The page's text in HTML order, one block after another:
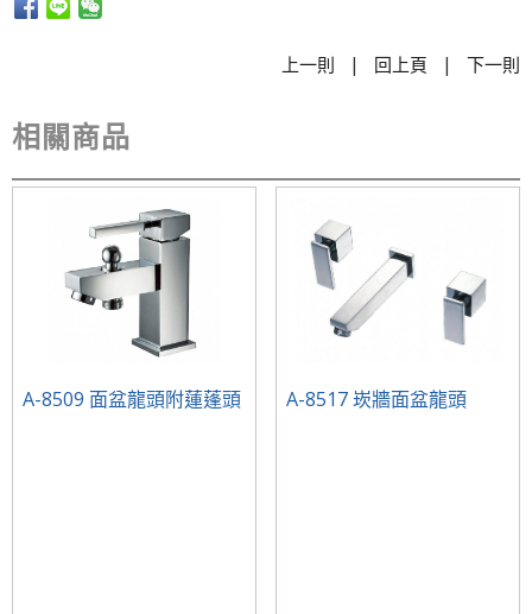
上一則 | 回上頁 | 下一則
相關商品
A-8509 面盆龍頭附蓮蓬頭 A-8517 崁牆面盆龍頭